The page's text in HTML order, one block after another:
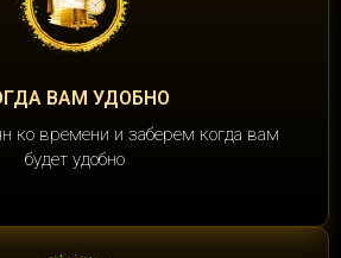
ВАМ УДОБНО
ко времени и заберем когда вам
будет удобно